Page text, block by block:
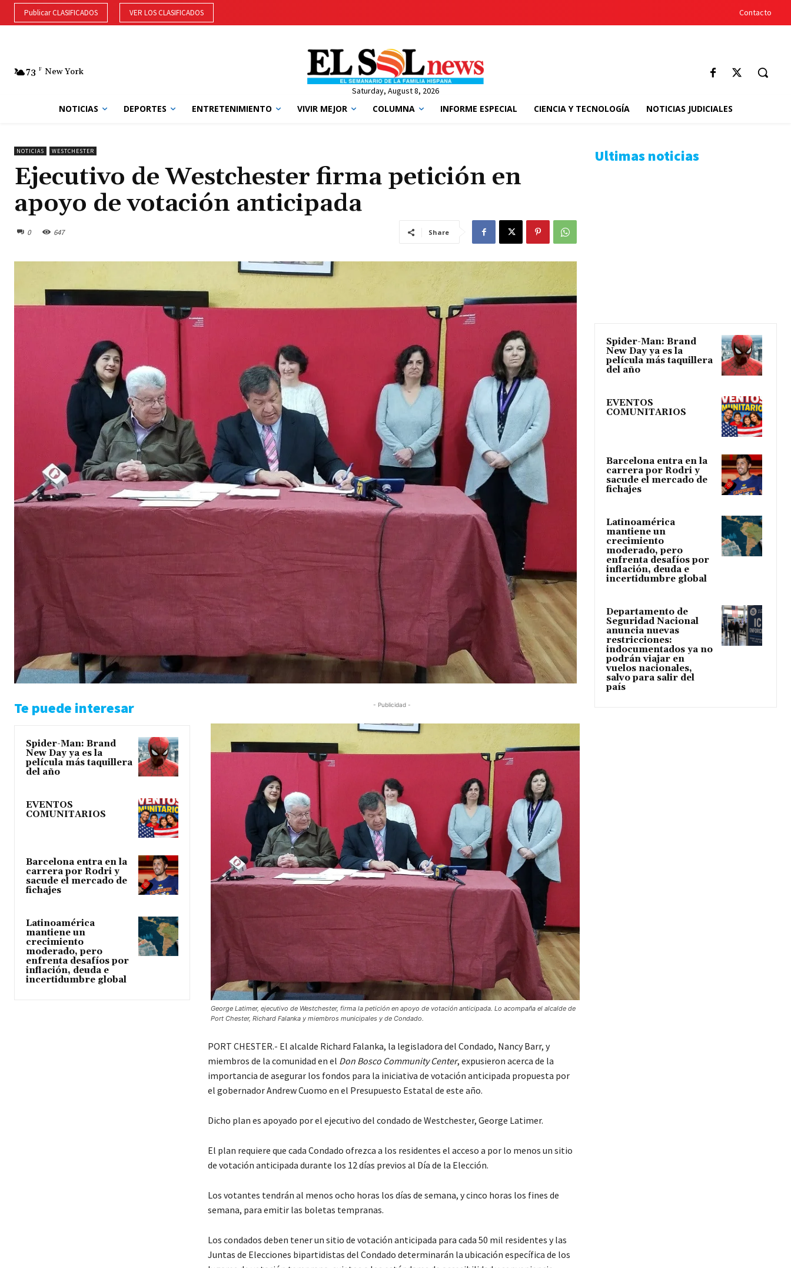
Publicar CLASIFICADOS VER LOS CLASIFICADOS Contacto
73 F New York
Saturday, August 8, 2026
NOTICIAS DEPORTES ENTRETENIMIENTO VIVIR MEJOR COLUMNA INFORME ESPECIAL CIENCIA Y TECNOLOGÍA NOTICIAS JUDICIALES
NOTICIAS WESTCHESTER
Ejecutivo de Westchester firma petición en
apoyo de votación anticipada
0 647 Share
Te puede interesar
Spider-Man: Brand
New Day ya es la
película más taquillera
del año
EVENTOS
COMUNITARIOS
Barcelona entra en la
carrera por Rodri y
sacude el mercado de
fichajes
Latinoamérica
mantiene un
crecimiento
moderado, pero
enfrenta desafíos por
inflación, deuda e
incertidumbre global
- Publicidad -
George Latimer, ejecutivo de Westchester, firma la petición en apoyo de votación anticipada. Lo acompaña el alcalde de
Port Chester, Richard Falanka y miembros municipales y de Condado.
PORT CHESTER.- El alcalde Richard Falanka, la legisladora del Condado, Nancy Barr, y
miembros de la comunidad en el Don Bosco Community Center, expusieron acerca de la
importancia de asegurar los fondos para la iniciativa de votación anticipada propuesta por
el gobernador Andrew Cuomo en el Presupuesto Estatal de este año.
Dicho plan es apoyado por el ejecutivo del condado de Westchester, George Latimer.
El plan requiere que cada Condado ofrezca a los residentes el acceso a por lo menos un sitio
de votación anticipada durante los 12 días previos al Día de la Elección.
Los votantes tendrán al menos ocho horas los días de semana, y cinco horas los fines de
semana, para emitir las boletas tempranas.
Los condados deben tener un sitio de votación anticipada para cada 50 mil residentes y las
Juntas de Elecciones bipartidistas del Condado determinarán la ubicación específica de los
Ultimas noticias
Spider-Man: Brand
New Day ya es la
película más taquillera
del año
EVENTOS
COMUNITARIOS
Barcelona entra en la
carrera por Rodri y
sacude el mercado de
fichajes
Latinoamérica
mantiene un
crecimiento
moderado, pero
enfrenta desafíos por
inflación, deuda e
incertidumbre global
Departamento de
Seguridad Nacional
anuncia nuevas
restricciones:
indocumentados ya no
podrán viajar en
vuelos nacionales,
salvo para salir del
país